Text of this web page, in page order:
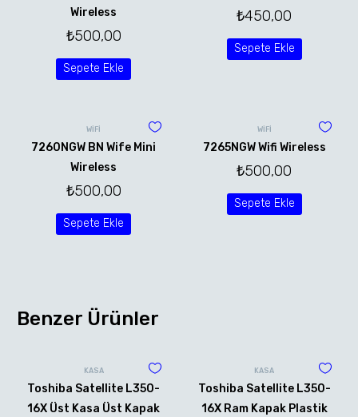
Wireless
₺500,00
Sepete Ekle
₺450,00
Sepete Ekle
WİFİ
7260NGW BN Wife Mini
Wireless
₺500,00
Sepete Ekle
WİFİ
7265NGW Wifi Wireless
₺500,00
Sepete Ekle
Benzer Ürünler
KASA
Toshiba Satellite L350-
16X Üst Kasa Üst Kapak
KASA
Toshiba Satellite L350-
16X Ram Kapak Plastik